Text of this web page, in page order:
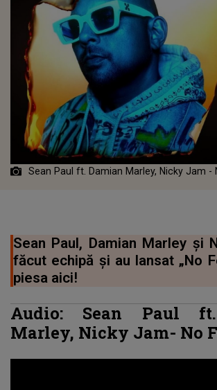
Sean Paul ft. Damian Marley, Nicky Jam -
Sean Paul, Damian Marley și
făcut echipă și au lansat „No
piesa aici!
Audio: Sean Paul
Marley, Nicky Jam- No